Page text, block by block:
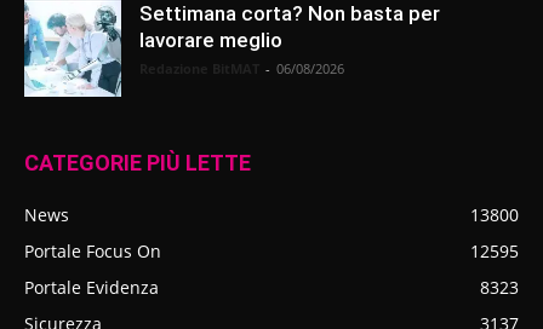
Settimana corta? Non basta per
lavorare meglio
- 06/08/2026
CATEGORIE PIÙ LETTE
News
13800
Portale Focus On
12595
Portale Evidenza
8323
Sicurezza
3137